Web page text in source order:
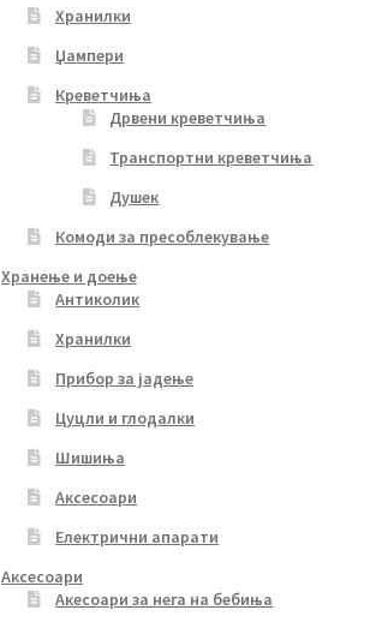
Хранилки
Џампери
Креветчиња
Дрвени креветчиња
Транспортни креветчиња
Душек
Комоди за пресоблекување
Хранење и доење
Антиколик
Хранилки
Прибор за јадење
Цуцли и глодалки
Шишиња
Аксесоари
Електрични апарати
Аксесоари
Акесоари за нега на бебиња